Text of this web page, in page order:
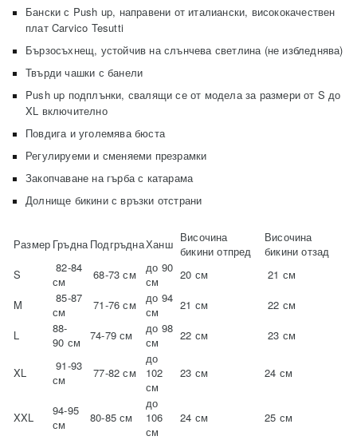
Бански с Push up, направени от италиански, висококачествен
плат Carvico Tesutti
Бързосъхнещ, устойчив на слънчева светлина (не избледнява)
Твърди чашки с банели
Push up подплънки, свалящи се от модела за размери от S до
XL включително
Повдига и уголемява бюста
Регулируеми и сменяеми презрамки
Закопчаване на гърба с катарама
Долнище бикини с връзки отстрани
Размер ГръднаПодгръднаХанш Височина
бикини отпред
Височина
бикини отзад
S
82-84
см
68-73 см
до 90
см
20 см
21 см
M
85-87
см
71-76 см
до 94
см
21 см
22 см
L
88-
90 см
74-79 см
до 98
см
22 см 23 см
XL
91-93
см
77-82 см
до
102
см
23 см 24 см
XXL
94-95
см
80-85 см
до
106
см
24 см 25 см